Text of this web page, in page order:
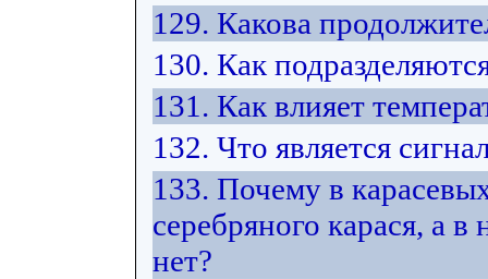
129. Какова
130. Как
131. Как влияет
132. Что является
133. Почему в
серебряного карася, а
нет?